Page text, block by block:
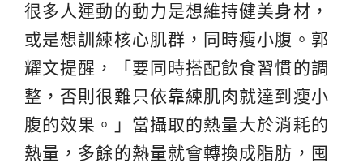
很多人運動的動力是想維持健美身材，
或是想訓練核心肌群，同時瘦小腹。郭
耀文提醒，「要同時搭配飲食習慣的調
整，否則很難只依靠練肌肉就達到瘦小
腹的效果。」當攝取的熱量大於消耗的
熱量，多餘的熱量就會轉換成脂肪，囤